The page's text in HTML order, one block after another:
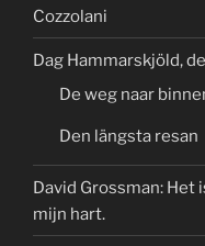
Cozzolani
Dag Hammarskjöld,
De weg naar
Den längsta resan
David Grossman: Het
mijn hart.